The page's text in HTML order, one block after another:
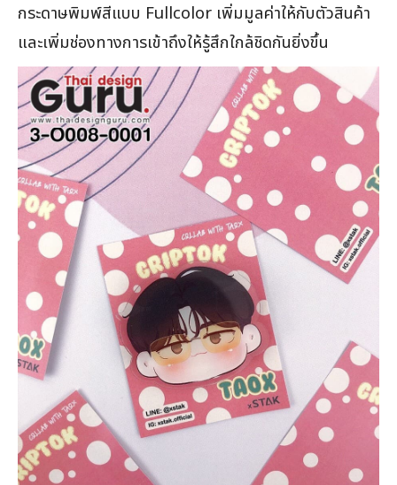
กระดาษพิมพ์สีแบบ Fullcolor เพิ่มมูลค่าให้กับตัวสินค้า
และเพิ่มช่องทางการเข้าถึงให้รู้สึกใกล้ชิดกันยิ่งขึ้น